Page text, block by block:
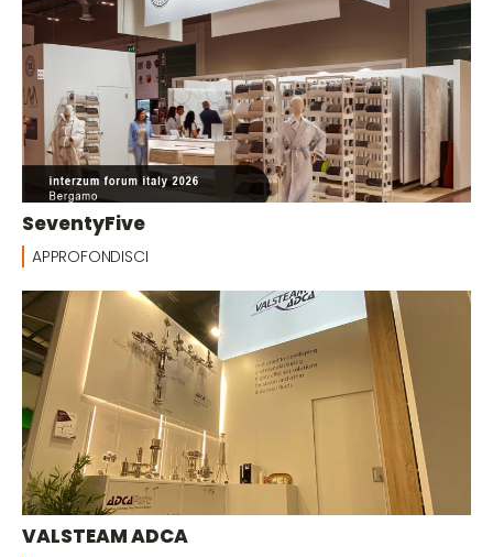
SeventyFive
APPROFONDISCI
VALSTEAM ADCA